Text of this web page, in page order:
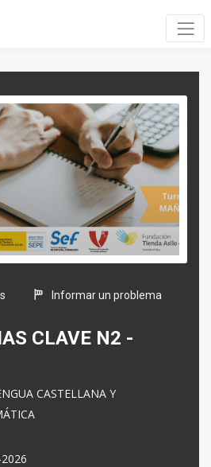
Informar un problema
CLAVE N2 -
CASTELLANA Y